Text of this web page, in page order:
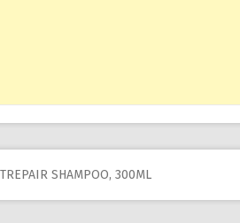
SHAMPOO, 300ML